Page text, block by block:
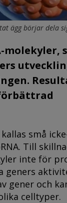
ägg börjar dela
små
Till
inte för
geners
gener och
celltyper.